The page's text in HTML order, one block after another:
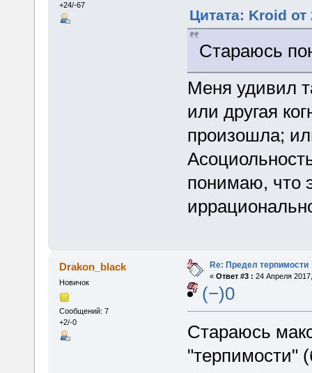
+24/-67
Цитата: Kroid
Стараюсь
Меня удивил
или другая
произошла;
понимаю, что
Drakon_black
Новичок
Сообщений: 7
+2/-0
Re: Предел терпимости
« Ответ #3 : 24 Апреля
(−)0
Стараюсь
"терпимости"